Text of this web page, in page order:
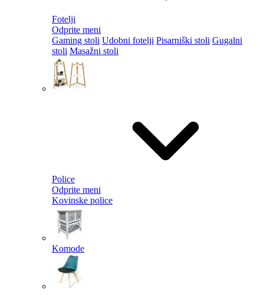
Fotelji
Odprite meni
Gaming stoli Udobni fotelji Pisarniški stoli Gugalni
stoli Masažni stoli
Police
Odprite meni
Kovinske police
Komode